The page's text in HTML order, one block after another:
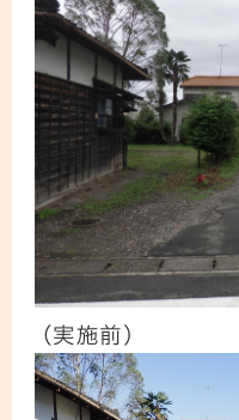
（実施前）